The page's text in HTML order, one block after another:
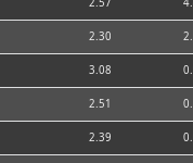
2.57
2.30
3.08
2.51
2.39